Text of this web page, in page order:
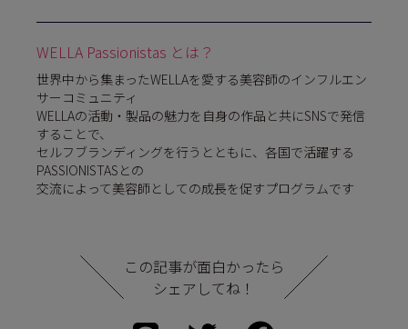
WELLA Passionistas とは？
世界中から集まったWELLAを愛する美容師のインフルエン
サーコミュニティ
WELLAの活動・製品の魅力を自身の作品と共にSNSで発信
することで、
セルフブランディングを行うとともに、各国で活躍する
PASSIONISTASとの
交流によって美容師としての成長を促すプログラムです
この記事が面白かったら
シェアしてね！